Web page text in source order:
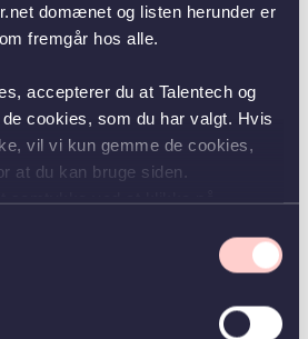
domænet og listen herunder er
fremgår hos alle.
accepterer du at Talentech og
cookies, som du har valgt. Hvis
vil vi kun gemme de cookies,
at du kan bruge siden.